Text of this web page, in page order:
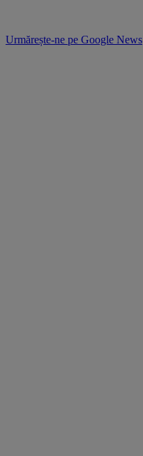
Urmărește-ne pe Google News